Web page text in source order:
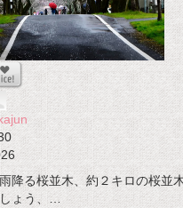
降る桜並木、約２キロの桜並
ょう、…